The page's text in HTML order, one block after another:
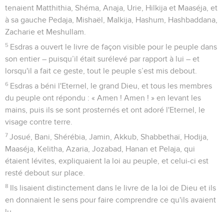
tenaient Matthithia, Shéma, Anaja, Urie, Hilkija et Maaséja, et
à sa gauche Pedaja, Mishaël, Malkija, Hashum, Hashbaddana,
Zacharie et Meshullam.
5 Esdras a ouvert le livre de façon visible pour le peuple dans
son entier – puisqu’il était surélevé par rapport à lui – et
lorsqu'il a fait ce geste, tout le peuple s’est mis debout.
6 Esdras a béni l'Eternel, le grand Dieu, et tous les membres
du peuple ont répondu : « Amen ! Amen ! » en levant les
mains, puis ils se sont prosternés et ont adoré l'Eternel, le
visage contre terre.
7 Josué, Bani, Shérébia, Jamin, Akkub, Shabbethaï, Hodija,
Maaséja, Kelitha, Azaria, Jozabad, Hanan et Pelaja, qui
étaient lévites, expliquaient la loi au peuple, et celui-ci est
resté debout sur place.
8 Ils lisaient distinctement dans le livre de la loi de Dieu et ils
en donnaient le sens pour faire comprendre ce qu'ils avaient